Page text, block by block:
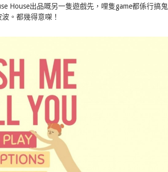
House出品嘅另一隻遊戲先，哩隻game都係行搞鬼
。都幾得意㗎！